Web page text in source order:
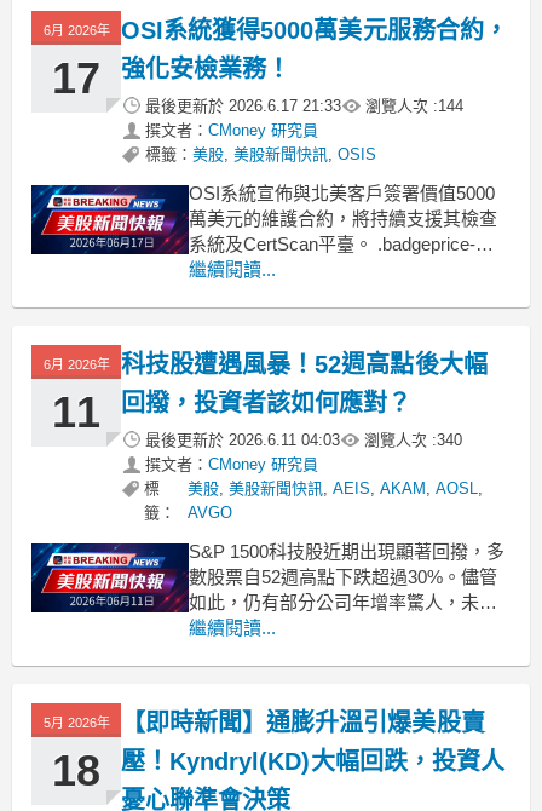
被廣泛應用於行李、貨物以及車輛的安
全篩查，對維持高標準的安檢作業至關
6月 2026年
17
OSI系統獲得5000萬美元服務合約，
強化安檢業務！
最後更新於 2026.6.17 21:33 瀏覽人次 :144
撰文者： CMoney 研究員
標籤： 美股, 美股新聞快訊, OSIS
OSI系統宣佈與北美客戶簽署價值5000
萬美元的維護合約，將持續支援其檢查
系統及CertScan平臺。 .badgeprice-
container {
gap: 1rem !important;
繼續閱讀...
6月 2026年
11
科技股遭遇風暴！52週高點後大幅
回撥，投資者該如何應對？
最後更新於 2026.6.11 04:03 瀏覽人次 :340
撰文者： CMoney 研究員
標
籤：
美股,美股新聞快訊,AEIS,AKAM ,AOSL,
AVGO
S&P 1500科技股近期出現顯著回撥，多
數股票自52週高點下跌超過30%。儘管
如此，仍有部分公司年增率驚人，未來
走勢引發關注。 .badgeprice-container {
gap: 1rem !import
繼續閱讀...
5月 2026年
18
【即時新聞】通膨升溫引爆美股賣
壓！Kyndryl(KD)大幅回跌，投資人
憂心聯準會決策